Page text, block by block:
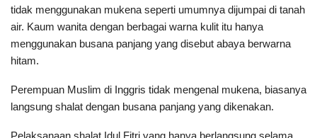
tidak menggunakan mukena seperti umumnya dijumpai di tanah
air. Kaum wanita dengan berbagai warna kulit itu hanya
menggunakan busana panjang yang disebut abaya berwarna
hitam.
Perempuan Muslim di Inggris tidak mengenal mukena, biasanya
langsung shalat dengan busana panjang yang dikenakan.